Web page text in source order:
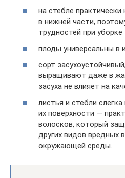
на стебле
в нижней части,
трудностей при уборке
плоды универсальны в
сорт
выращивают даже в
засуха не влияет на
листья и стебли
их поверхности —
волосков, который
других видов вредных
окружающей среды.